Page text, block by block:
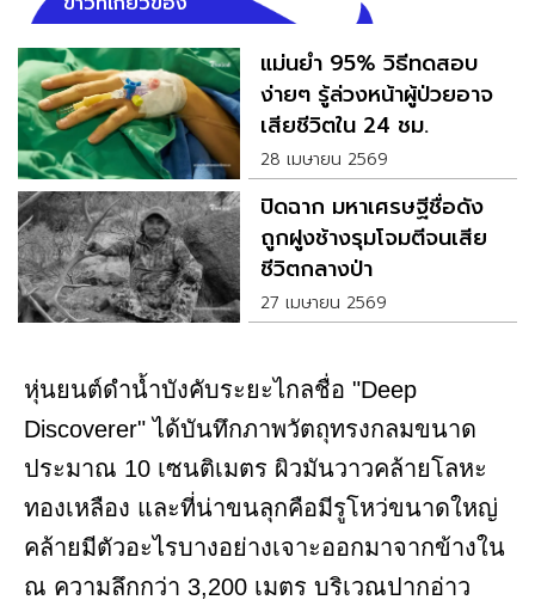
แม่นยำ 95% วิธีทดสอบ
ง่ายๆ รู้ล่วงหน้าผู้ป่วยอาจ
เสียชีวิตใน 24 ชม.
28 เมษายน 2569
ปิดฉาก มหาเศรษฐีชื่อดัง
ถูกฝูงช้างรุมโจมตีจนเสีย
ชีวิตกลางป่า
27 เมษายน 2569
หุ่นยนต์ดำน้ำบังคับระยะไกลชื่อ "Deep
Discoverer" ได้บันทึกภาพวัตถุทรงกลมขนาด
ประมาณ 10 เซนติเมตร ผิวมันวาวคล้ายโลหะ
ทองเหลือง และที่น่าขนลุกคือมีรูโหว่ขนาดใหญ่
คล้ายมีตัวอะไรบางอย่างเจาะออกมาจากข้างใน
ณ ความลึกกว่า 3,200 เมตร บริเวณปากอ่าว